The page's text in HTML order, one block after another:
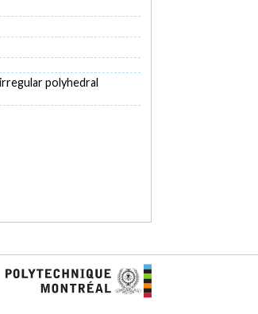
polyhedral